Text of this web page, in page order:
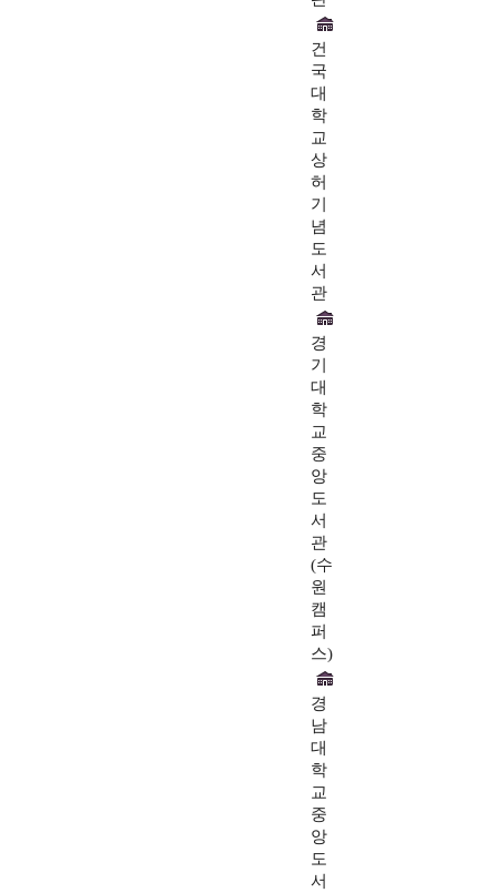
건
국
대
학
교
상
허
기
념
도
서
관
경
기
대
학
교
중
앙
도
서
관
(수
원
캠
퍼
스)
경
남
대
학
교
중
앙
도
서